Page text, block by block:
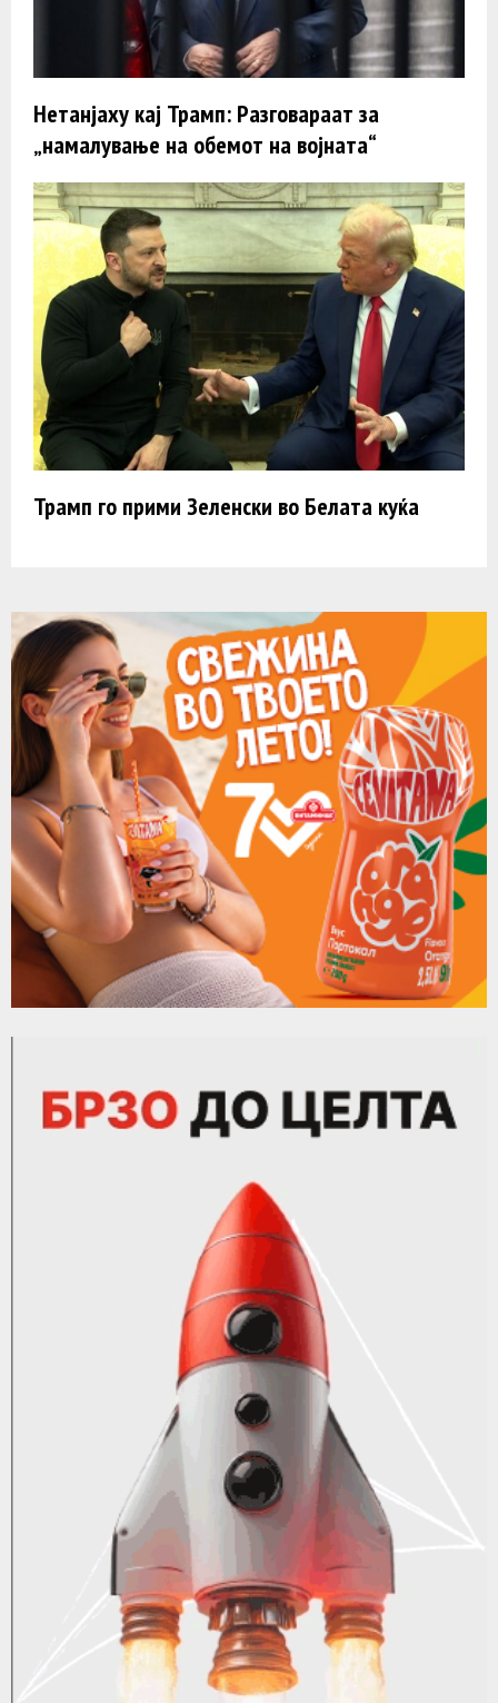
Нетанјаху кај Трамп: Разговараат за
„намалување на обемот на војната“
Трамп го прими Зеленски во Белата куќа